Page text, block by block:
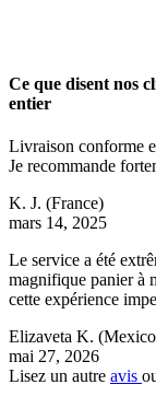
Ce que disent nos
entier
Livraison conforme
Je recommande
K. J. (France)
mars 14, 2025
Le service a été
magnifique panier à
cette expérience
Elizaveta K.
mai 27, 2026
Lisez un autre avis